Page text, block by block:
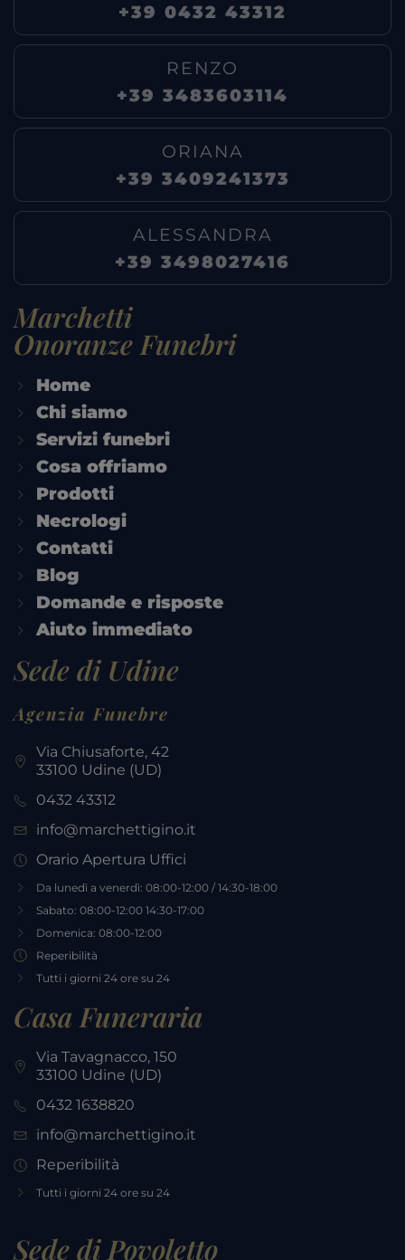
+39 0432 43312
RENZO
+39 3483603114
ORIANA
+39 3409241373
ALESSANDRA
+39 3498027416
Marchetti
Onoranze Funebri
Home
Chi siamo
Servizi funebri
Cosa offriamo
Prodotti
Necrologi
Contatti
Blog
Domande e risposte
Aiuto immediato
Sede di Udine
Agenzia Funebre
Via Chiusaforte, 42
33100 Udine (UD)
0432 43312
info@marchettigino.it
Orario Apertura Uffici
Da lunedì a venerdì: 08:00-12:00 / 14:30-18:00
Sabato: 08:00-12:00 14:30-17:00
Domenica: 08:00-12:00
Reperibilità
Tutti i giorni 24 ore su 24
Casa Funeraria
Via Tavagnacco, 150
33100 Udine (UD)
0432 1638820
info@marchettigino.it
Reperibilità
Tutti i giorni 24 ore su 24
Sede di Povoletto